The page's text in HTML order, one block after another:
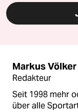
Markus Völker
Redakteur
Seit 1998 mehr
über alle